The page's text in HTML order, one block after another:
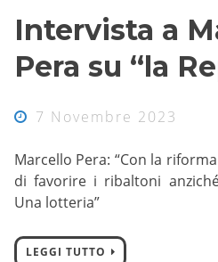
Intervista a
Pera su “la
7 Novembre 2023
Marcello Pera: “Con la
di favorire i ribaltoni
Una lotteria”
LEGGI TUTTO